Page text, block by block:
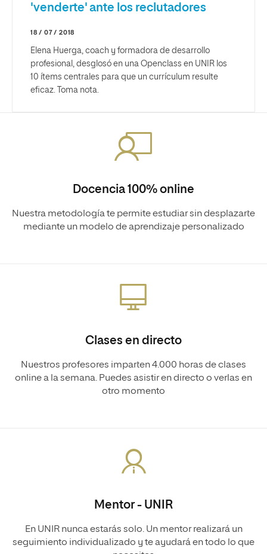
'venderte' ante los reclutadores
18 / 07 / 2018
Elena Huerga, coach y formadora de desarrollo
profesional, desglosó en una Openclass en UNIR los
10 ítems centrales para que un currículum resulte
eficaz. Toma nota.
Docencia 100% online
Nuestra metodología te permite estudiar sin desplazarte
mediante un modelo de aprendizaje personalizado
Clases en directo
Nuestros profesores imparten 4.000 horas de clases
online a la semana. Puedes asistir en directo o verlas en
otro momento
Mentor - UNIR
En UNIR nunca estarás solo. Un mentor realizará un
seguimiento individualizado y te ayudará en todo lo que